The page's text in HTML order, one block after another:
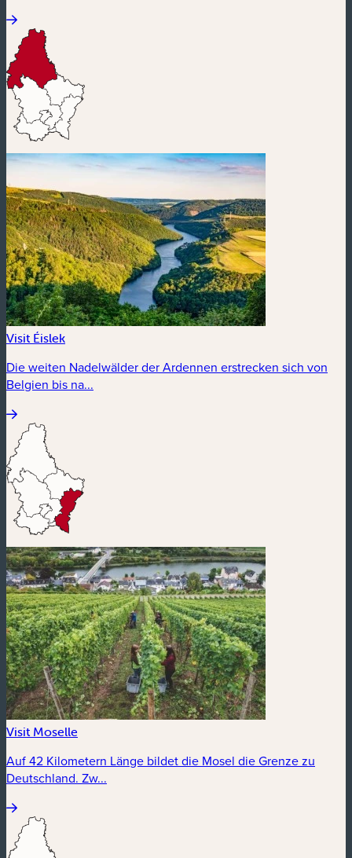
Visit Éislek
Die weiten Nadelwälder der Ardennen erstrecken sich von
Belgien bis na...
Visit Moselle
Auf 42 Kilometern Länge bildet die Mosel die Grenze zu
Deutschland. Zw...